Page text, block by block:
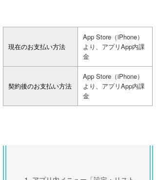
現在のお支払い方法
App Store（iPhone）
より、アプリApp内課
金
契約後のお支払い方法
App Store（iPhone）
より、アプリApp内課
金